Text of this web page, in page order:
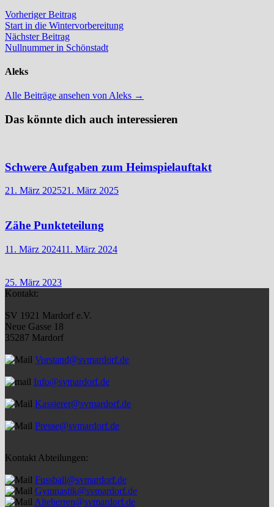
Beitragsnavigation
Vorheriger BeitragVorheriger
Beitrag:
Start in die Wintervorbereitung
Nächster BeitragNächster
Beitrag:
Nullnummer in Schönstadt
Aleks
Alle Beiträge ansehen von Aleks →
Das könnte dich auch interessieren
Schwere Aufgaben zum Heimspielauftakt
21. März 202521. März 2025
Zähe Punkteteilung
11. März 202411. März 2024
25. März 2023
Kontakt:
SV 1921 Mardorf e.V.
Neue Gasse 18
35287 Mardorf
Vorstand@svmardorf.de
Info@svmardorf.de
Kassierer@svmardorf.de
Presse@svmardorf.de
Kontakt Abteilungen:
Fussball@svmardorf.de
Gymnastik@svmardorf.de
Alteherren@svmardorf.de